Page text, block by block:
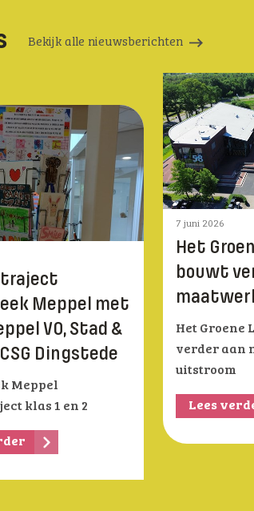
Bekijk alle nieuwsberichten
Meppel met
VO, Stad &
Dingstede
Meppel
klas 1 en 2
7 juni 2026
Het
bouwt
Het Groene
verder aan
uitstroom
Lees